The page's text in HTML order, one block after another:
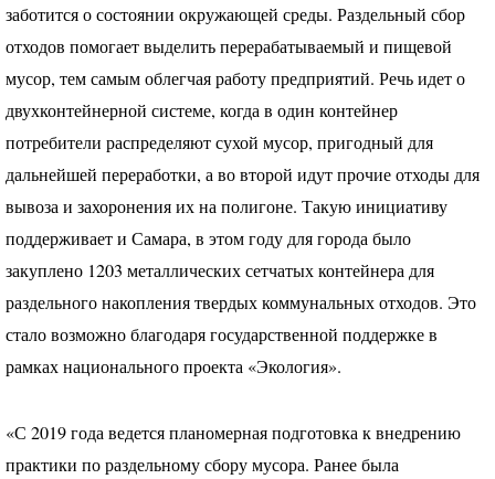
заботится о состоянии окружающей среды. Раздельный сбор
отходов помогает выделить перерабатываемый и пищевой
мусор, тем самым облегчая работу предприятий. Речь идет о
двухконтейнерной системе, когда в один контейнер
потребители распределяют сухой мусор, пригодный для
дальнейшей переработки, а во второй идут прочие отходы для
вывоза и захоронения их на полигоне. Такую инициативу
поддерживает и Самара, в этом году для города было
закуплено 1203 металлических сетчатых контейнера для
раздельного накопления твердых коммунальных отходов. Это
стало возможно благодаря государственной поддержке в
рамках национального проекта «Экология».
«С 2019 года ведется планомерная подготовка к внедрению
практики по раздельному сбору мусора. Ранее была